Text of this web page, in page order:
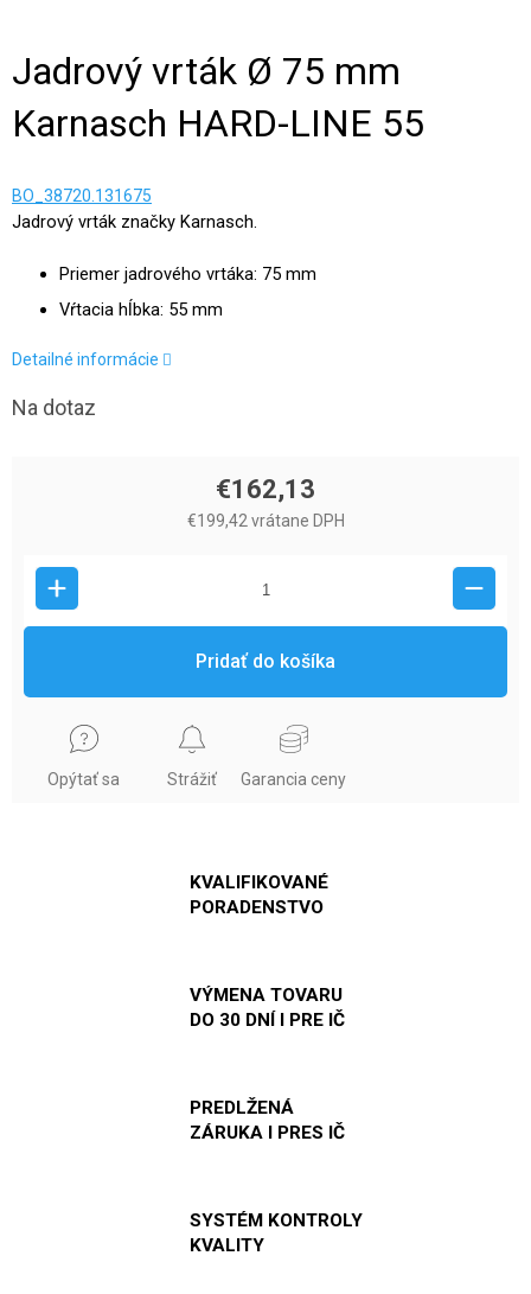
Jadrový vrták Ø 75 mm
Karnasch HARD-LINE 55
BO_38720.131675
Jadrový vrták značky Karnasch.
Priemer jadrového vrtáka: 75 mm
Vŕtacia hĺbka: 55 mm
Detailné informácie
Na dotaz
€162,13
€199,42 vrátane DPH
Pridať do košíka
Opýtať sa Strážiť Garancia ceny
KVALIFIKOVANÉ
PORADENSTVO
VÝMENA TOVARU
DO 30 DNÍ I PRE IČ
PREDLŽENÁ
ZÁRUKA I PRES IČ
SYSTÉM KONTROLY
KVALITY